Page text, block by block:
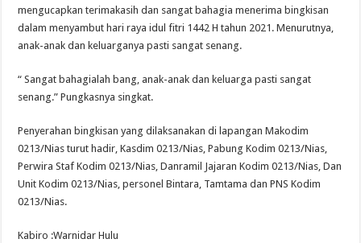
mengucapkan terimakasih dan sangat bahagia menerima bingkisan
dalam menyambut hari raya idul fitri 1442 H tahun 2021. Menurutnya,
anak-anak dan keluarganya pasti sangat senang.
“ Sangat bahagialah bang, anak-anak dan keluarga pasti sangat
senang.” Pungkasnya singkat.
Penyerahan bingkisan yang dilaksanakan di lapangan Makodim
0213/Nias turut hadir, Kasdim 0213/Nias, Pabung Kodim 0213/Nias,
Perwira Staf Kodim 0213/Nias, Danramil Jajaran Kodim 0213/Nias, Dan
Unit Kodim 0213/Nias, personel Bintara, Tamtama dan PNS Kodim
0213/Nias.
Kabiro :Warnidar Hulu